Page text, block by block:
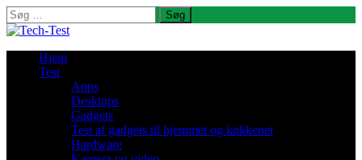
Søg
efter:
Hjem
Test
Apps
Desktops
Gadgets
Test af gadgets til hjemmet og køkkenet
Hardware